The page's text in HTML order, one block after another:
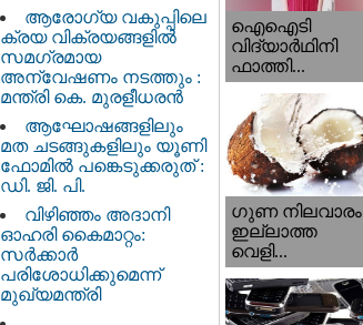
ആരോഗ്യ വകുപ്പിലെ
ക്രയ വിക്രയങ്ങളിൽ
സമഗ്രമായ
അന്വേഷണം നടത്തും :
മന്ത്രി കെ. മുരളീധരൻ
ആഘോഷങ്ങളിലും
മത ചടങ്ങുകളിലും യൂണി
ഫോമിൽ പങ്കെടുക്കരുത് :
ഡി. ജി. പി.
വിഴിഞ്ഞം അദാനി
ഓഹരി കൈമാറ്റം:
സർക്കാർ
പരിശോധിക്കുമെന്ന്
മുഖ്യമന്ത്രി
ഐഐടി
വിദ്യാര്‍ഥിനി
ഫാത്തി...
ഗുണ നിലവാരം
ഇല്ലാത്ത
വെളി...